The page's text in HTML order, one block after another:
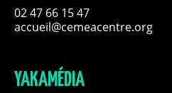
02 47 66 15 47
accueil@cemeacentre.org
YAKAMÉDIA